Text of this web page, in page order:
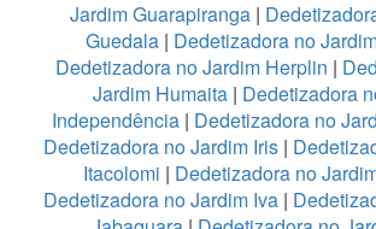
Jardim Guarapiranga |
Guedala| Dedetizadora no
Dedetizadora no Jardim Herplin |
Jardim Humaita | Dedetizadora
Independência | Dedetizadora no
Dedetizadora no Jardim Iris|
Itacolomi | Dedetizadora no
Dedetizadora no Jardim Iva|